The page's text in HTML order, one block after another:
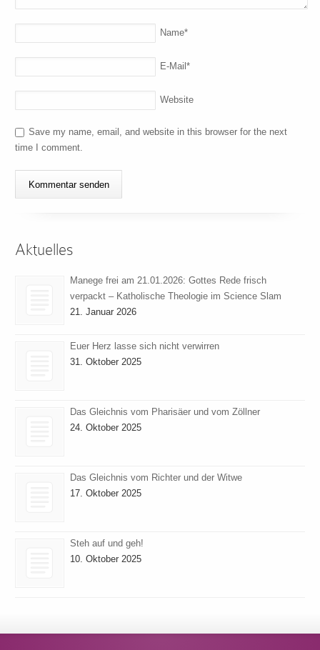
Name*
E-Mail*
Website
Save my name, email, and website in this browser for the next
time I comment.
Aktuelles
Manege frei am 21.01.2026: Gottes Rede frisch
verpackt – Katholische Theologie im Science Slam
21. Januar 2026
Euer Herz lasse sich nicht verwirren
31. Oktober 2025
Das Gleichnis vom Pharisäer und vom Zöllner
24. Oktober 2025
Das Gleichnis vom Richter und der Witwe
17. Oktober 2025
Steh auf und geh!
10. Oktober 2025